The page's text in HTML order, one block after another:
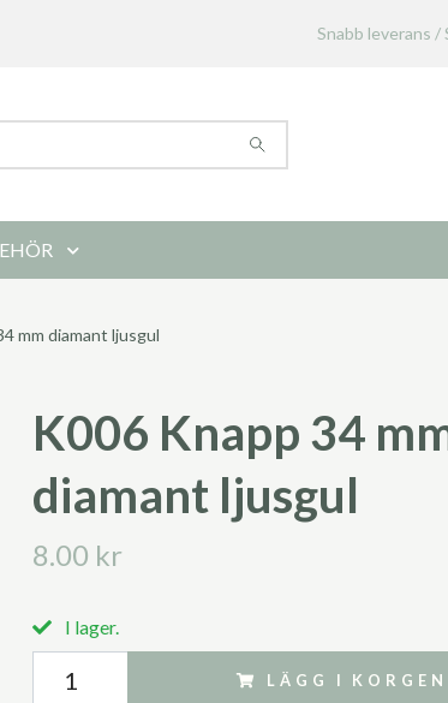
Snabb leverans /
mm diamant ljusgul
K006 Knapp 34
diamant ljusgul
8.00 kr
I lager.
LÄGG I KORGEN